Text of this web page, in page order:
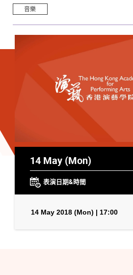
音樂
14 May (Mon)
表演日期&時間
14 May 2018 (Mon) | 17:00